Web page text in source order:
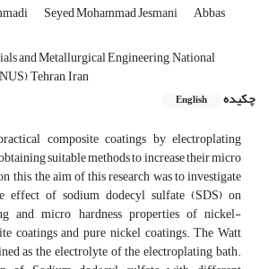
Seyed Mohammad Jesmani Abbas
and Metallurgical Engineering, National
Tehran, Iran
چکیده
English
composite coatings by electroplating
suitable methods to increase their micro
this, the aim of this research was to investigate
effect of sodium dodecyl sulfate (SDS) on
and micro hardness properties of nickel-
coatings and pure nickel coatings. The Watt
as the electrolyte of the electroplating bath.